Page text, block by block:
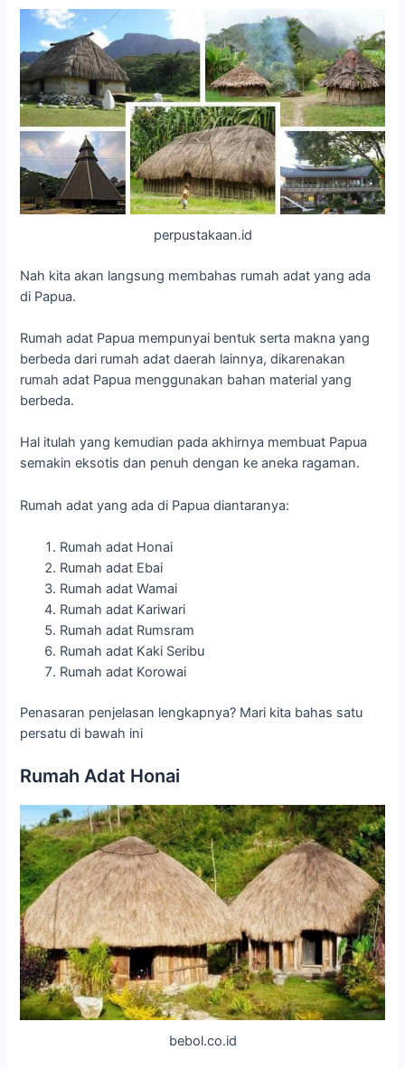
perpustakaan.id
Nah kita akan langsung membahas rumah adat yang ada
di Papua.
Rumah adat Papua mempunyai bentuk serta makna yang
berbeda dari rumah adat daerah lainnya, dikarenakan
rumah adat Papua menggunakan bahan material yang
berbeda.
Hal itulah yang kemudian pada akhirnya membuat Papua
semakin eksotis dan penuh dengan ke aneka ragaman.
Rumah adat yang ada di Papua diantaranya:
Rumah adat Honai
Rumah adat Ebai
Rumah adat Wamai
Rumah adat Kariwari
Rumah adat Rumsram
Rumah adat Kaki Seribu
Rumah adat Korowai
Penasaran penjelasan lengkapnya? Mari kita bahas satu
persatu di bawah ini
Rumah Adat Honai
bebol.co.id